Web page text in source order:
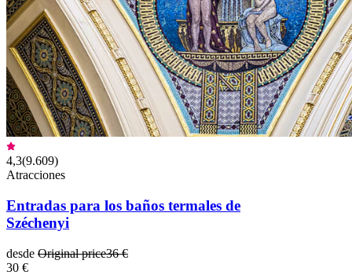
4,3(9.609)
Atracciones
Entradas para los baños termales de
Széchenyi
desde Original price36 €
30 €